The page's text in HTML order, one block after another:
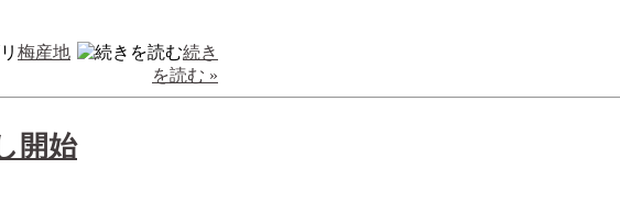
梅産地
続き
を読む »
開始